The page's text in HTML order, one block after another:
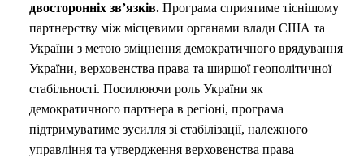
двосторонніх зв’язків. Програма сприятиме тіснішому
партнерству між місцевими органами влади США та
України з метою зміцнення демократичного врядування
України, верховенства права та ширшої геополітичної
стабільності. Посилюючи роль України як
демократичного партнера в регіоні, програма
підтримуватиме зусилля зі стабілізації, належного
управління та утвердження верховенства права —